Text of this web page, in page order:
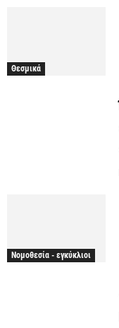
Θεσμικά
Νομοθεσία - εγκύκλιοι